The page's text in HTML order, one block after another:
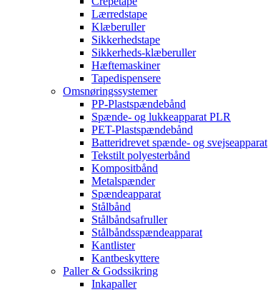
Lærredstape
Klæberuller
Sikkerhedstape
Sikkerheds-klæberuller
Hæftemaskiner
Tapedispensere
Omsnøringssystemer
PP-Plastspændebånd
Spænde- og lukkeapparat PLR
PET-Plastspændebånd
Batteridrevet spænde- og svejseapparat
Tekstilt polyesterbånd
Kompositbånd
Metalspænder
Spændeapparat
Stålbånd
Stålbåndsafruller
Stålbåndsspændeapparat
Kantlister
Kantbeskyttere
Paller & Godssikring
Inkapaller